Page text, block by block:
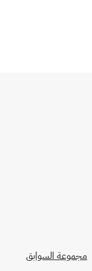
مجموعة السوابق